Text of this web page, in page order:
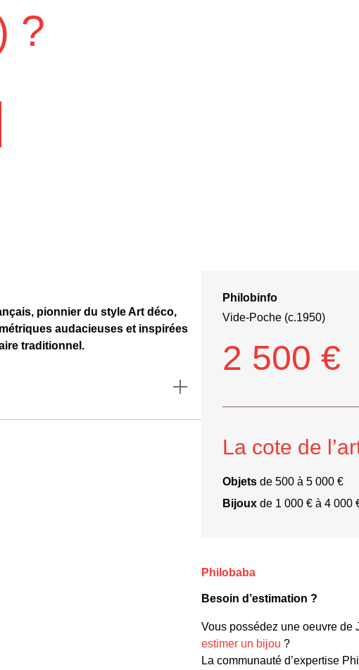
?
pionnier du style Art déco,
audacieuses et inspirées
traditionnel.
Philobinfo
Vide-Poche (c.1950)
2 500 €
La cote de
Objets de 500 à 5 000 €
Bijoux de 1 000 € à 4 000
Philobaba
Besoin d’estimation ?
Vous possédez une oeuvre de
estimer un bijou ?
La communauté d’expertise